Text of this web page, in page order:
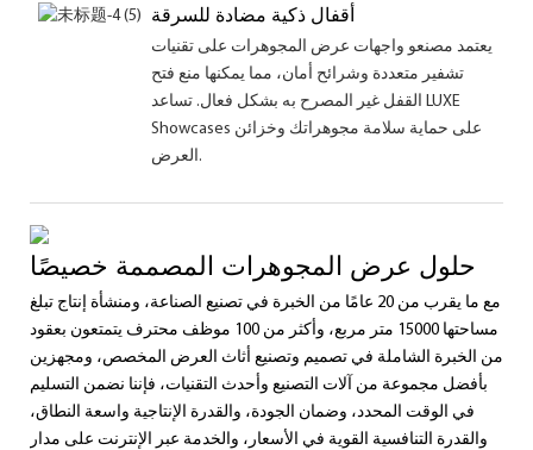
أقفال ذكية مضادة للسرقة
يعتمد مصنعو واجهات عرض المجوهرات على تقنيات
تشفير متعددة وشرائح أمان، مما يمكنها منع فتح
القفل غير المصرح به بشكل فعال. تساعد LUXE
Showcases على حماية سلامة مجوهراتك وخزائن
العرض.
حلول عرض المجوهرات المصممة خصيصًا
مع ما يقرب من 20 عامًا من الخبرة في تصنيع الصناعة، ومنشأة إنتاج تبلغ
مساحتها 15000 متر مربع، وأكثر من 100 موظف محترف يتمتعون بعقود
من الخبرة الشاملة في تصميم وتصنيع أثاث العرض المخصص، ومجهزين
بأفضل مجموعة من آلات التصنيع وأحدث التقنيات، فإننا نضمن التسليم
في الوقت المحدد، وضمان الجودة، والقدرة الإنتاجية واسعة النطاق،
والقدرة التنافسية القوية في الأسعار، والخدمة عبر الإنترنت على مدار